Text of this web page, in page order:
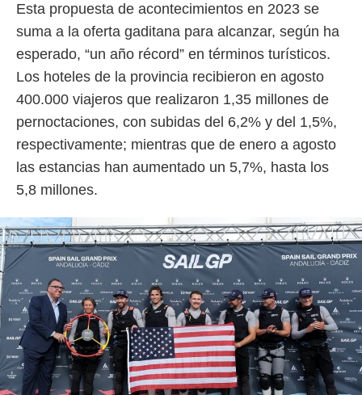
Esta propuesta de acontecimientos en 2023 se
suma a la oferta gaditana para alcanzar, según ha
esperado, “un año récord” en términos turísticos.
Los hoteles de la provincia recibieron en agosto
400.000 viajeros que realizaron 1,35 millones de
pernoctaciones, con subidas del 6,2% y del 1,5%,
respectivamente; mientras que de enero a agosto
las estancias han aumentado un 5,7%, hasta los
5,8 millones.